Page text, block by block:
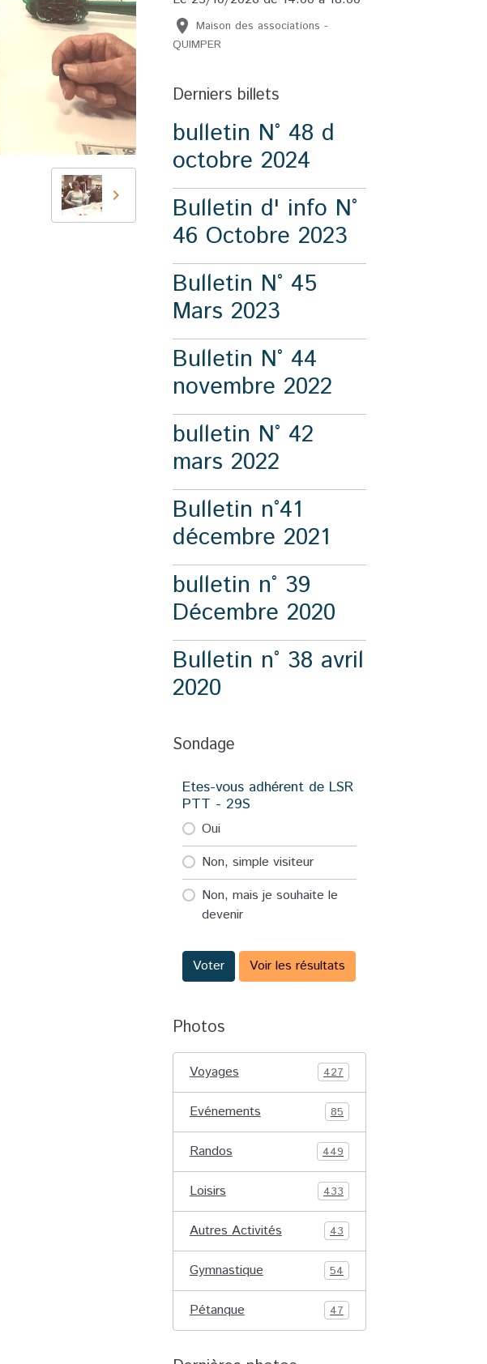
Maison des associations -
QUIMPER
Derniers billets
bulletin N° 48 d
octobre 2024
Bulletin d' info N°
46 Octobre 2023
Bulletin N° 45
Mars 2023
Bulletin N° 44
novembre 2022
bulletin N° 42
mars 2022
Bulletin n°41
décembre 2021
bulletin n° 39
Décembre 2020
Bulletin n° 38 avril
2020
Sondage
Etes-vous adhérent de LSR
PTT - 29S
Oui
Non, simple visiteur
Non, mais je souhaite le
devenir
Voter Voir les résultats
Photos
Voyages 427
Evénements 85
Randos 449
Loisirs 433
Autres Activités 43
Gymnastique 54
Pétanque 47